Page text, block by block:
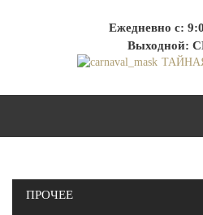
Ежедневно с:
Выходной:
ПРОЧЕЕ